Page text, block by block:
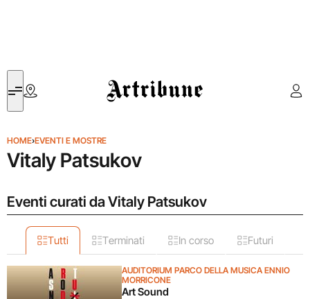
Artribune
HOME›EVENTI E MOSTRE
Vitaly Patsukov
Eventi curati da Vitaly Patsukov
Tutti Terminati In corso Futuri
AUDITORIUM PARCO DELLA MUSICA ENNIO
MORRICONE
Art Sound